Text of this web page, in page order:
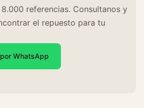
referencias. Consultanos y
el repuesto para tu
WhatsApp